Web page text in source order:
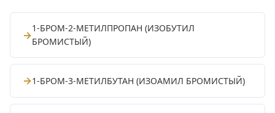
→1-БРОМ-2-МЕТИЛПРОПАН (ИЗОБУТИЛ
БРОМИСТЫЙ)
→1-БРОМ-3-МЕТИЛБУТАН (ИЗОАМИЛ БРОМИСТЫЙ)